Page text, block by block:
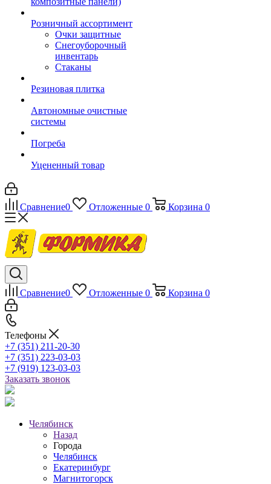
Розничный ассортимент
Очки защитные
Снегоуборочный
инвентарь
Стаканы
Резиновая плитка
Автономные очистные
системы
Погреба
Уцененный товар
Сравнение0 Отложенные 0 Корзина 0
Сравнение0 Отложенные 0 Корзина 0
Телефоны
+7 (351) 211-20-30
+7 (351) 223-03-03
+7 (919) 123-03-03
Заказать звонок
Челябинск
Назад
Города
Челябинск
Екатеринбург
Магнитогорск